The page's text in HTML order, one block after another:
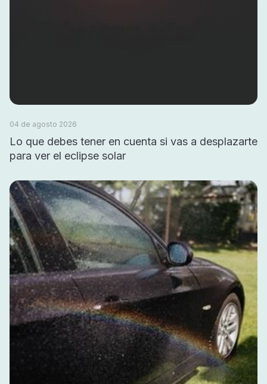
04 de agosto 2026
Lo que debes tener en cuenta si vas a desplazarte
para ver el eclipse solar